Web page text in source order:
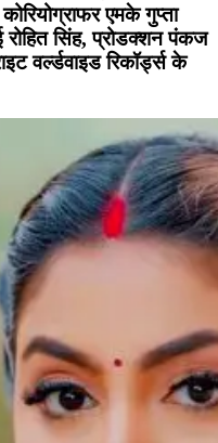
एमके गुप्ता
सिंह, प्रोडक्शन पंकज
वर्ल्डवाइड रिकॉर्ड्स के